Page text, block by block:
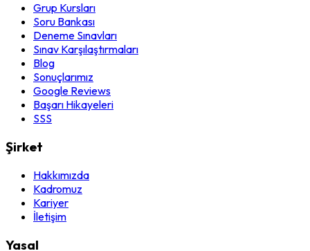
Grup Kursları
Soru Bankası
Deneme Sınavları
Sınav Karşılaştırmaları
Blog
Sonuçlarımız
Google Reviews
Başarı Hikayeleri
SSS
Şirket
Hakkımızda
Kadromuz
Kariyer
İletişim
Yasal